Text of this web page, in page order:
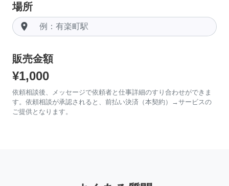
場所
room
販売金額
¥1,000
依頼相談後、メッセージで依頼者と仕事詳細のすり合わせができま
す。依頼相談が承認されると、前払い決済（本契約）→サービスの
ご提供となります。